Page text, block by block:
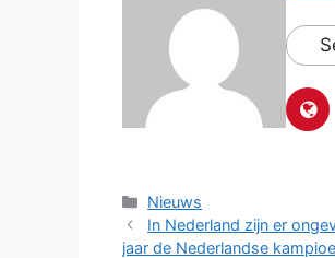
Categorieën
Nieuws
In Nederland zijn er
jaar de Nederlandse